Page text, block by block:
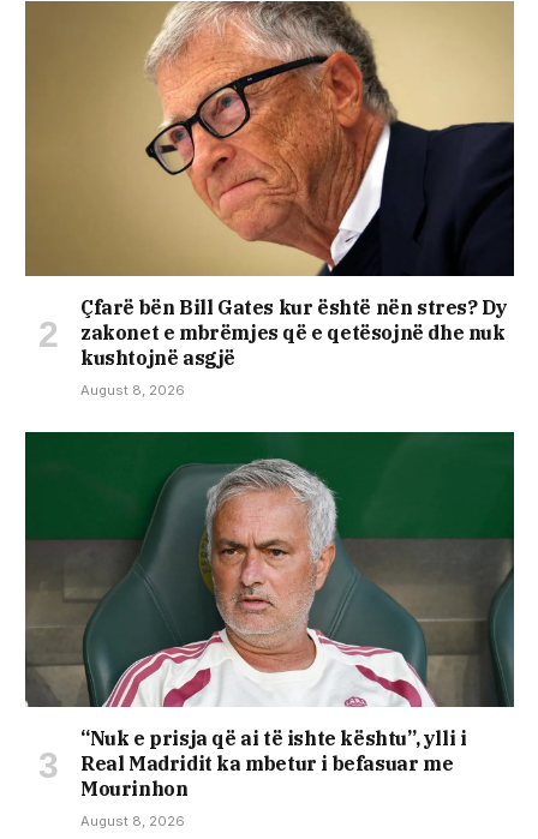
Çfarë bën Bill Gates kur është nën stres? Dy
zakonet e mbrëmjes që e qetësojnë dhe nuk
kushtojnë asgjë
August 8, 2026
“Nuk e prisja që ai të ishte kështu”, ylli i
Real Madridit ka mbetur i befasuar me
Mourinhon
August 8, 2026